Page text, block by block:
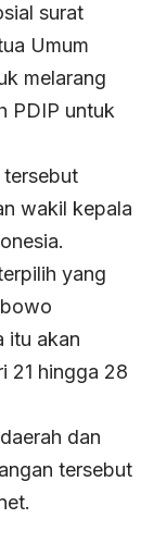
surat
Umum
melarang
PDIP untuk
wakil kepala
yang
itu akan
21 hingga 28
dan
tersebut